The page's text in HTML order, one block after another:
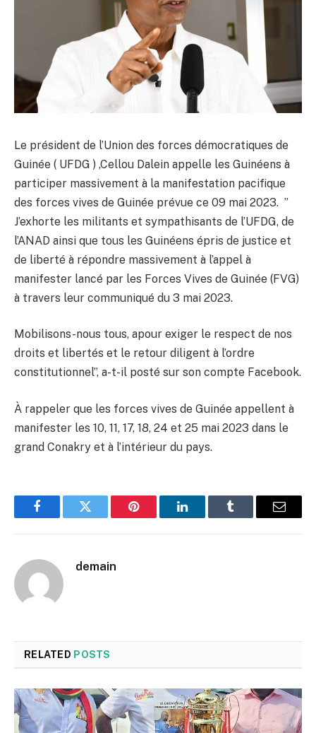
Le président de l’Union des forces démocratiques de
Guinée ( UFDG ) ,Cellou Dalein appelle les Guinéens à
participer massivement à la manifestation pacifique
des forces vives de Guinée prévue ce 09 mai 2023. ”
J’exhorte les militants et sympathisants de l’UFDG, de
l’ANAD ainsi que tous les Guinéens épris de justice et
de liberté à répondre massivement à l’appel à
manifester lancé par les Forces Vives de Guinée (FVG)
à travers leur communiqué du 3 mai 2023.
Mobilisons-nous tous, apour exiger le respect de nos
droits et libertés et le retour diligent à l’ordre
constitutionnel”, a-t-il posté sur son compte Facebook.
À rappeler que les forces vives de Guinée appellent à
manifester les 10, 11, 17, 18, 24 et 25 mai 2023 dans le
grand Conakry et à l’intérieur du pays.
FacebookTwitter Pinterest LinkedInTumblr Email
demain
RELATED POSTS